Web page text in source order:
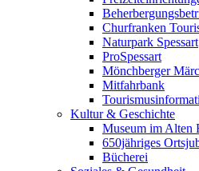
Churfranken
Naturpark Spessart
ProSpessart
Mönchberger
Mitfahrbank
Kultur & Geschichte
Museum im Alten
650jähriges
Bücherei